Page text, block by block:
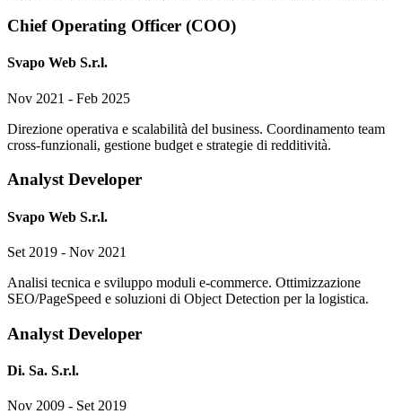
Chief Operating Officer (COO)
Svapo Web S.r.l.
Nov 2021 - Feb 2025
Direzione operativa e scalabilità del business. Coordinamento team
cross-funzionali, gestione budget e strategie di redditività.
Analyst Developer
Svapo Web S.r.l.
Set 2019 - Nov 2021
Analisi tecnica e sviluppo moduli e-commerce. Ottimizzazione
SEO/PageSpeed e soluzioni di Object Detection per la logistica.
Analyst Developer
Di. Sa. S.r.l.
Nov 2009 - Set 2019